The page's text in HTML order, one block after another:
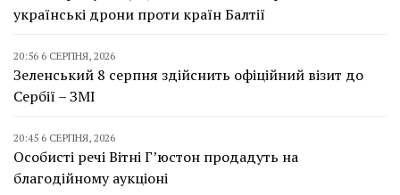
українські дрони проти країн Балтії
20:56 6 СЕРПНЯ, 2026
Зеленський 8 серпня здійснить офіційний візит до
Сербії – ЗМІ
20:45 6 СЕРПНЯ, 2026
Особисті речі Вітні Г’юстон продадуть на
благодійному аукціоні